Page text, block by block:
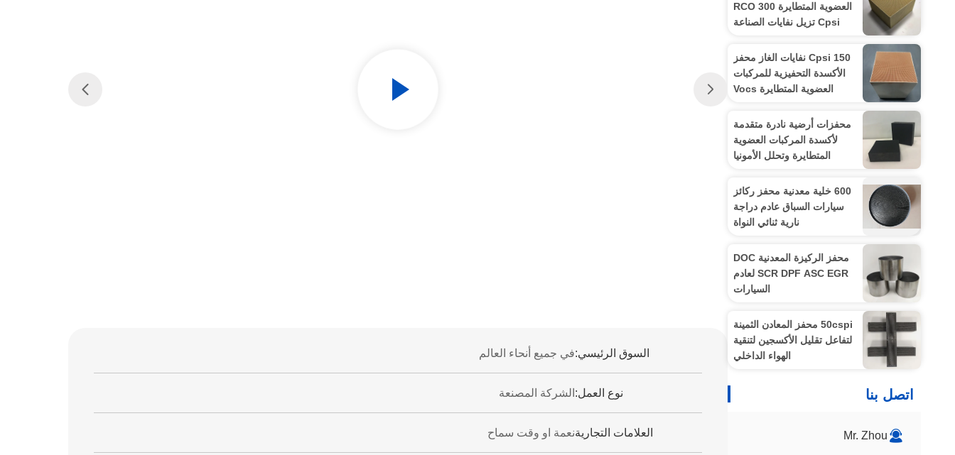
العضوية المتطايرة RCO 300
Cpsi تزيل نفايات الصناعة
150 Cpsi نفايات الغاز محفز
الأكسدة التحفيزية للمركبات
العضوية المتطايرة Vocs
محفزات أرضية نادرة متقدمة
لأكسدة المركبات العضوية
المتطايرة وتحلل الأمونيا
600 خلية معدنية محفز ركائز
سيارات السباق عادم دراجة
نارية ثنائي النواة
محفز الركيزة المعدنية DOC
SCR DPF ASC EGR لعادم
السيارات
50cspi محفز المعادن الثمينة
لتفاعل تقليل الأكسجين لتنقية
الهواء الداخلي
اتصل بنا
Mr. Zhou
السوق الرئيسي:في جميع أنحاء العالم
نوع العمل: الشركة المصنعة
العلامات التجاريةنعمة او وقت سماح